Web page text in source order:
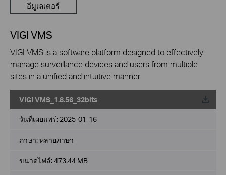
อีมูเลเตอร์
VIGI VMS
VIGI VMS is a software platform designed to effectively
manage surveillance devices and users from multiple
sites in a unified and intuitive manner.
VIGI VMS_1.8.56_32bits
วันที่เผยแพร่: 2025-01-16
ภาษา:หลายภาษา
ขนาดไฟล์:473.44 MB